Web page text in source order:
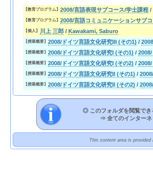
【教育プログラム】 2008/言語表現サブコース/学士課程 /
【教育プログラム】 2008/言語コミュニケーションサブ
【個人】 川上 三郎 / Kawakami, Saburo
【授業概要】 2008/ドイツ言語文化研究III (その1) /
【授業概要】 2008/ドイツ言語文化研究I (その1) /
【授業概要】 2008/ドイツ言語文化研究I (その2) /
【授業概要】 2008/ドイツ言語文化研究II (その1) /
【授業概要】 2008/ドイツ言語文化研究II (その2) /
◎ このフォルダを閲覧でき
⇒ 全てのインターネ
This content area is provided